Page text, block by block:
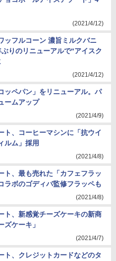
(2021/4/12)
ッフルコーン 濃旨ミルクバニ
りのリニューアルで“アイスク
(2021/4/12)
ッペパン」をリニューアル。パ
ームアップ
(2021/4/9)
ト、コーヒーマシンに「抗ウイ
ルム」採用
(2021/4/8)
ト、最も売れた「カフェフラッ
ラボのゴディバ監修フラッペも
(2021/4/8)
ト、新感覚チーズケーキの新商
ズケーキ」
(2021/4/7)
ト、クレジットカードなどのタ